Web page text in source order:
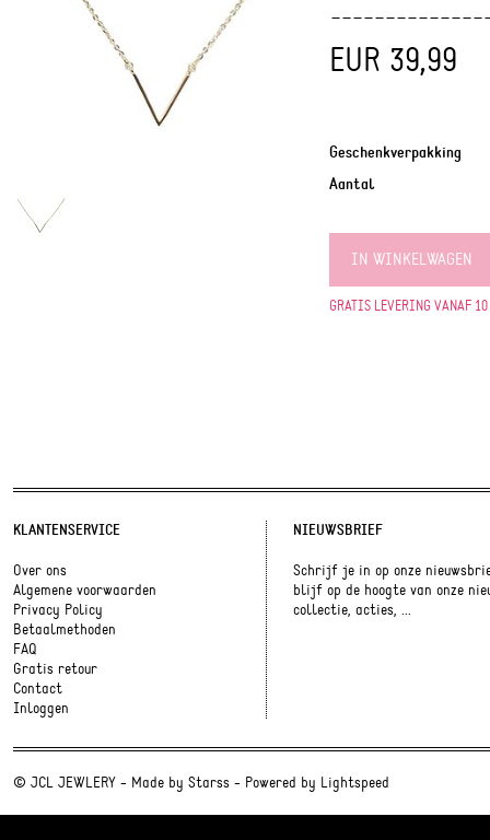
EUR 39,99
Geschenkverpakking
Aantal
IN WINKELWAGEN
GRATIS LEVERING VANAF 10
KLANTENSERVICE
Over ons
Algemene voorwaarden
Privacy Policy
Betaalmethoden
FAQ
Gratis retour
Contact
Inloggen
NIEUWSBRIEF
Schrijf je in op onze
blijf op de hoogte van onze
collectie, acties, ...
© JCL JEWLERY - Made by Starss - Powered by Lightspeed